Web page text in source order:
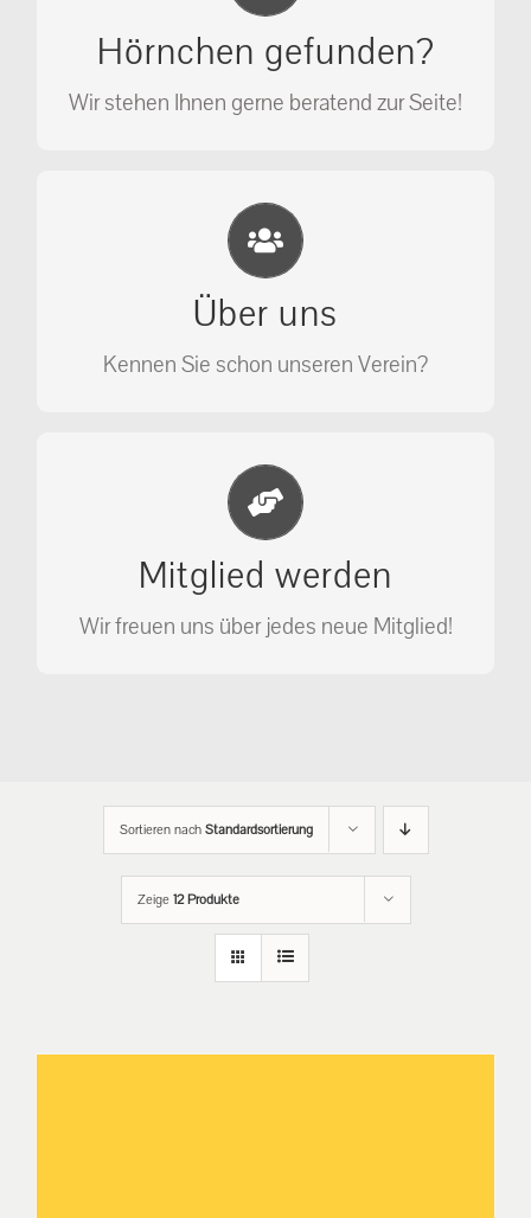
Hörnchen gefunden?
Wir stehen Ihnen gerne beratend zur Seite!
Ihr Anruf kann Leben retten!
Über uns
Kennen Sie schon unseren Verein?
Eichhörnchen Schutz e.V.
Wir sehen nicht weg, wir retten!
Mitglied werden
Wir freuen uns über jedes neue Mitglied!
Jetzt Mitglied werden
Unterstützen Sie unseren Verein als
Mitglied.
MITGLIED WERDEN
Sortieren nach Standardsortierung
Zeige 12 Produkte